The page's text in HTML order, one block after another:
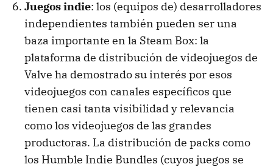
Juegos indie: los (equipos de) desarrolladores
independientes también pueden ser una
baza importante en la Steam Box: la
plataforma de distribución de videojuegos de
Valve ha demostrado su interés por esos
videojuegos con canales específicos que
tienen casi tanta visibilidad y relevancia
como los videojuegos de las grandes
productoras. La distribución de packs como
los Humble Indie Bundles (cuyos juegos se